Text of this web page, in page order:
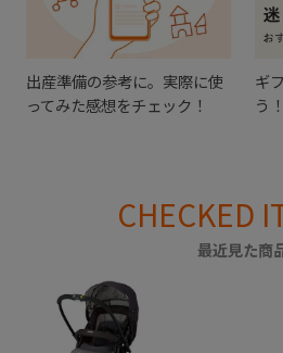
出産準備の参考に。実際に使
ってみた感想をチェック！
ギ
う！
CHECKED
最近見た商